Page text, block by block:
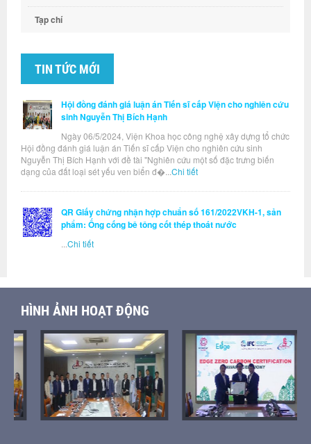
Tạp chí
TIN TỨC MỚI
Hội đồng đánh giá luận án Tiến sĩ cấp Viện cho nghiên cứu
sinh Nguyễn Thị Bích Hạnh
Ngày 06/5/2024, Viện Khoa học công nghệ xây dựng tổ chức
Hội đồng đánh giá luận án Tiến sĩ cấp Viện cho nghiên cứu sinh
Nguyễn Thị Bích Hạnh với đề tài "Nghiên cứu một số đặc trưng biến
dạng của đất loại sét yếu ven biển đ�... Chi tiết
QR Giấy chứng nhận hợp chuẩn số 161/2022VKH-1, sản
phẩm: Ống cống bê tông cốt thép thoát nước
Chi tiết
HÌNH ẢNH HOẠT ĐỘNG